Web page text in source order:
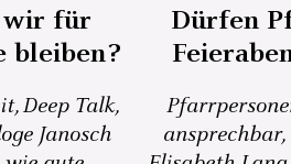
wir für
bleiben?
Deep Talk,
Janosch
Dürfen